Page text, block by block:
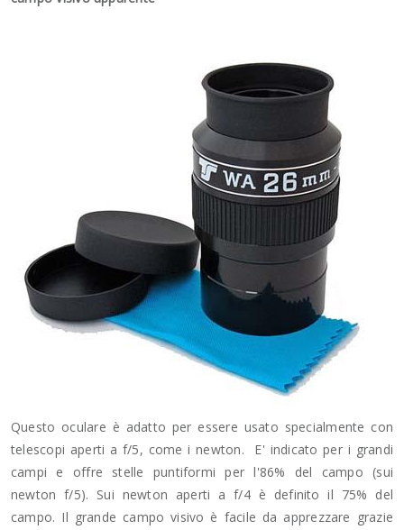
Questo oculare è adatto per essere usato specialmente con
telescopi aperti a f/5, come i newton. E' indicato per i grandi
campi e offre stelle puntiformi per l'86% del campo (sui
newton f/5). Sui newton aperti a f/4 è definito il 75% del
campo. Il grande campo visivo è facile da apprezzare grazie